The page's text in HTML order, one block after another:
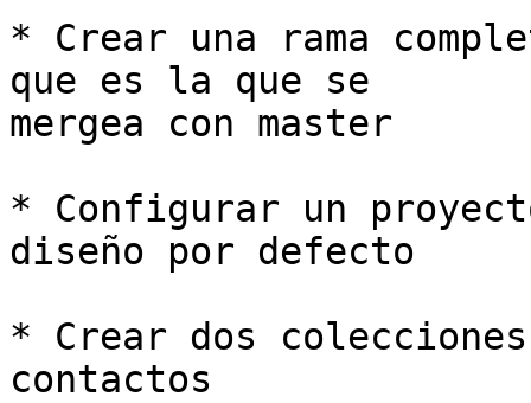
* Crear una rama
que es la que se
mergea con master
* Configurar un
diseño por defecto
* Crear dos
contactos